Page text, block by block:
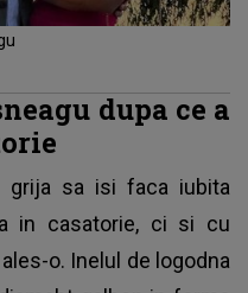
dupa ce a
grija sa isi faca iubita
in casatorie, ci si cu
o. Inelul de logodna